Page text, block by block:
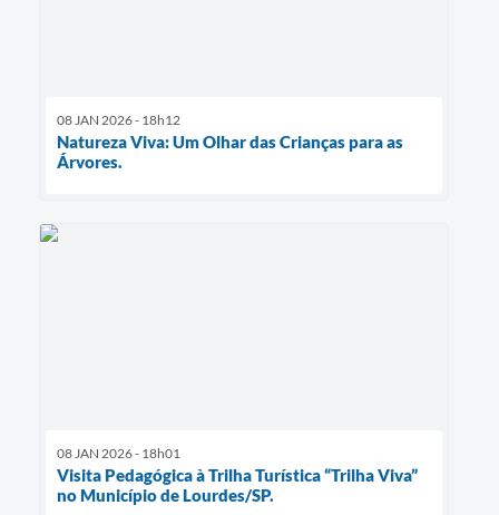
08 JAN 2026 - 18h12
Natureza Viva: Um Olhar das Crianças para as
Árvores.
08 JAN 2026 - 18h01
Visita Pedagógica à Trilha Turística “Trilha Viva”
no Município de Lourdes/SP.